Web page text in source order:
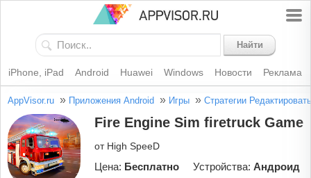
Найти
iPhone, iPad Android Huawei Windows Новости Реклама
AppVisor.ru » Приложения Android » Игры » Стратегии Редактировать
Fire Engine Sim firetruck Game
от High SpeeD
Цена: Бесплатно Устройства: Андроид